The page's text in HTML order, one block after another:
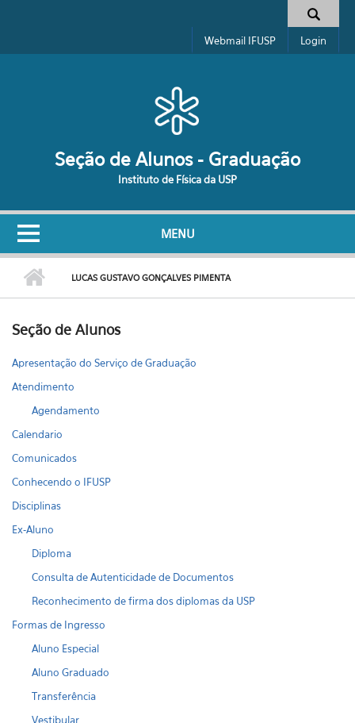
Formulário de busca
Webmail IFUSP Login
Seção de Alunos - Graduação
Instituto de Física da USP
MENU
LUCAS GUSTAVO GONÇALVES PIMENTA
Seção de Alunos
Apresentação do Serviço de Graduação
Atendimento
Agendamento
Calendario
Comunicados
Conhecendo o IFUSP
Disciplinas
Ex-Aluno
Diploma
Consulta de Autenticidade de Documentos
Reconhecimento de firma dos diplomas da USP
Formas de Ingresso
Aluno Especial
Aluno Graduado
Transferência
Vestibular